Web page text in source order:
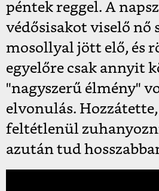
péntek reggel. A
védősisakot viselő nő
mosollyal jött elő, és
egyelőre csak annyit
"nagyszerű élmény"
elvonulás.
feltétlenül
azután tud